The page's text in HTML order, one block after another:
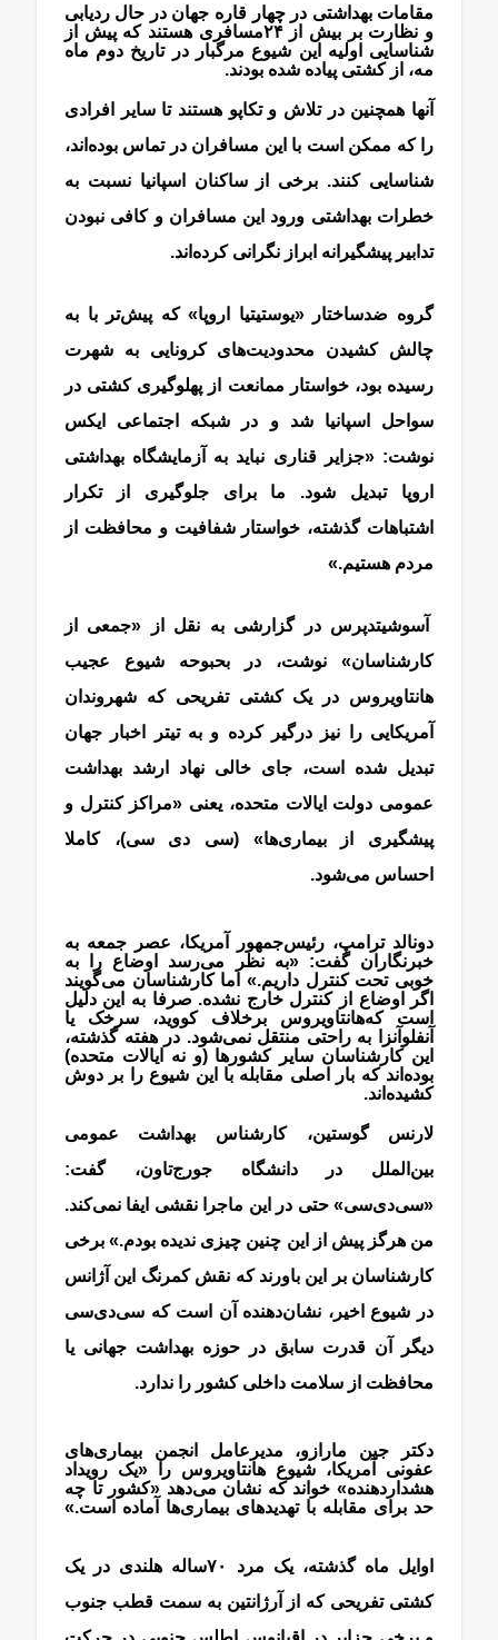
مقامات بهداشتی در چهار قاره جهان در حال ردیابی
و نظارت بر بیش از ۲۴مسافری هستند که پیش از
شناسایی اولیه این شیوع مرگبار در تاریخ دوم ماه
مه، از کشتی پیاده شده بودند.
آنها همچنین در تلاش و تکاپو هستند تا سایر افرادی
را که ممکن است با این مسافران در تماس بوده‌اند،
شناسایی کنند. برخی از ساکنان اسپانیا نسبت به
خطرات بهداشتی ورود این مسافران و کافی نبودن
تدابیر پیشگیرانه ابراز نگرانی کرده‌اند.
گروه ضدساختار «یوستیتیا اروپا» که پیش‌تر با به
چالش کشیدن محدودیت‌های کرونایی به شهرت
رسیده بود، خواستار ممانعت از پهلوگیری کشتی در
سواحل اسپانیا شد و در شبکه اجتماعی ایکس
نوشت: «جزایر قناری نباید به آزمایشگاه بهداشتی
اروپا تبدیل شود. ما برای جلوگیری از تکرار
اشتباهات گذشته، خواستار شفافیت و محافظت از
مردم هستیم.»
آسوشیتدپرس در گزارشی به نقل از «جمعی از
کارشناسان» نوشت، در بحبوحه شیوع عجیب
‌هانتاویروس در یک کشتی تفریحی که شهروندان
آمریکایی را نیز درگیر کرده و به تیتر اخبار جهان
تبدیل شده است، جای خالی نهاد ارشد بهداشت
عمومی دولت ایالات متحده، یعنی «مراکز کنترل و
پیشگیری از بیماری‌ها» (سی دی سی)، کاملا
احساس می‌شود.
دونالد ترامپ، رئیس‌جمهور آمریکا، عصر جمعه به
خبرنگاران گفت: «به نظر می‌رسد اوضاع را به
خوبی تحت کنترل داریم.» اما کارشناسان می‌گویند
اگر اوضاع از کنترل خارج نشده. صرفا به این دلیل
است که‌هانتاویروس برخلاف کووید، سرخک یا
آنفلوآنزا به راحتی منتقل نمی‌شود. در هفته گذشته،
این کارشناسان سایر کشورها (و نه ایالات متحده)
بوده‌اند که بار اصلی مقابله با این شیوع را بر دوش
کشیده‌اند.
لارنس گوستین، کارشناس بهداشت عمومی
بین‌الملل در دانشگاه جورج‌تاون، گفت:
«سی‌دی‌سی» حتی در این ماجرا نقشی ایفا نمی‌کند.
من هرگز پیش از این چنین چیزی ندیده بودم.» برخی
کارشناسان بر این باورند که نقش کمرنگ این آژانس
در شیوع اخیر، نشان‌دهنده آن است که سی‌دی‌سی
دیگر آن قدرت سابق در حوزه بهداشت جهانی یا
محافظت از سلامت داخلی کشور را ندارد.
دکتر جین مارازو، مدیرعامل انجمن بیماری‌های
عفونی آمریکا، شیوع‌ هانتاویروس را «یک رویداد
هشداردهنده» خواند که نشان می‌دهد «کشور تا چه
حد برای مقابله با تهدیدهای بیماری‌ها آماده است.»
اوایل ماه گذشته، یک مرد ۷۰ساله هلندی در یک
کشتی تفریحی که از آرژانتین به سمت قطب جنوب